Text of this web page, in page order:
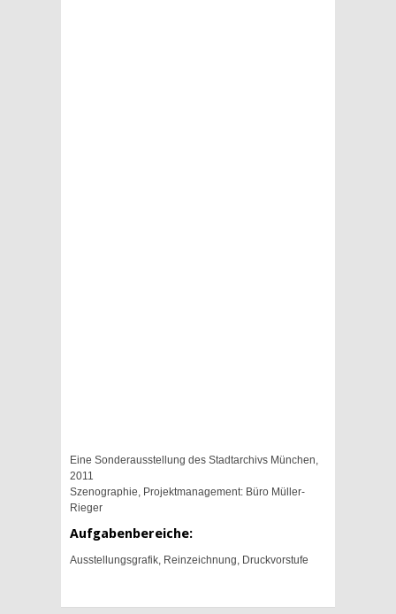
Eine Sonderausstellung des Stadtarchivs München,
2011
Szenographie, Projektmanagement: Büro Müller-
Rieger
Aufgabenbereiche:
Ausstellungsgrafik, Reinzeichnung, Druckvorstufe